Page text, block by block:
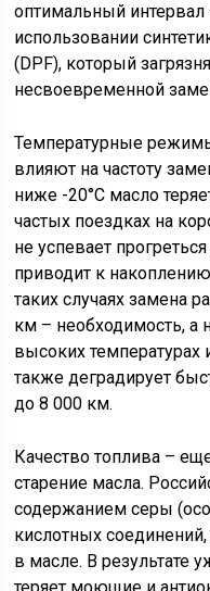
оптимальный
использовании
(DPF), который
несвоевременной
Температурные
влияют на частоту
ниже -20°C масло
частых поездках на
не успевает
приводит к
таких случаях замена
км – необходимость, а
высоких температурах
также деградирует
до 8 000 км.
Качество топлива –
старение масла.
содержанием серы
кислотных
в масле. В результате